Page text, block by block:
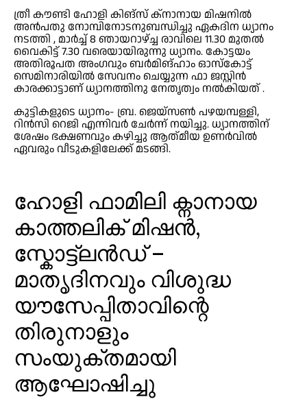
ത്രീ കൗണ്ടി ഹോളി കിങ്‌സ് ക്‌നാനായ മിഷനിൽ
അൻപതു നോമ്പിനോടനുബന്ധിച്ചു ഏകദിന ധ്യാനം
നടത്തി , മാർച്ച് 8 ഞായറാഴ്ച്ച രാവിലെ 11.30 മുതൽ
വൈകിട്ട് 7.30 വരെയായിരുന്നു ധ്യാനം. കോട്ടയം
അതിരൂപത അംഗവും ബർമിങ്ഹാം ഓസ്കോട്ട്
സെമിനാരിയിൽ സേവനം ചെയ്യുന്ന ഫാ ജസ്റ്റിൻ
കാരക്കാട്ടാണ് ധ്യാനത്തിനു നേതൃത്വം നൽകിയത് .
കുട്ടികളുടെ ധ്യാനം- ബ്ര. ജെയ്സൺ പഴയമ്പള്ളി,
റിൻസി റെജി എന്നിവർ ചേർന്ന് നയിച്ചു. ധ്യാനത്തിന്
ശേഷം ഭക്ഷണവും കഴിച്ചു ആത്‌മീയ ഉണർവിൽ
ഏവരും വീടുകളിലേക്ക് മടങ്ങി.
ഹോളി ഫാമിലി ക്നാനായ
കാത്തലിക് മിഷൻ,
സ്കോട്ട്‌ലൻഡ് –
മാതൃദിനവും വിശുദ്ധ
യൗസേപ്പിതാവിന്റെ
തിരുനാളും
സംയുക്തമായി
ആഘോഷിച്ചു